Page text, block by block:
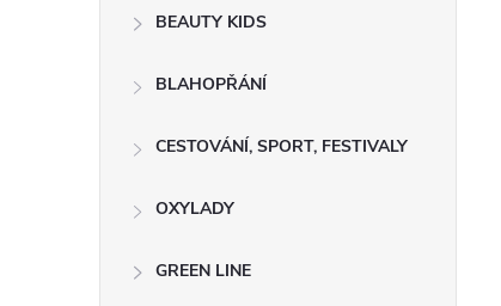
BEAUTY KIDS
BLAHOPŘÁNÍ
CESTOVÁNÍ, SPORT, FESTIVALY
OXYLADY
GREEN LINE
zelený 20953
hrot M zelený 22105
12,40 Kč bez DPH